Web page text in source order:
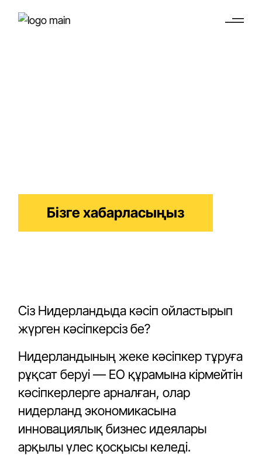
Бізге хабарласыңыз
Сіз Нидерландыда кәсіп ойластырып
жүрген кәсіпкерсіз бе?
Нидерландының жеке кәсіпкер тұруға
рұқсат беруі — ЕО құрамына кірмейтін
кәсіпкерлерге арналған, олар
нидерланд экономикасына
инновациялық бизнес идеялары
арқылы үлес қосқысы келеді.